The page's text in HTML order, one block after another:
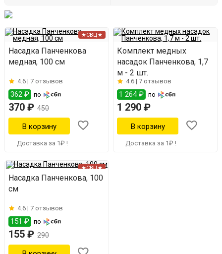
★СВЦ★
Насадка Панченкова
медная, 100 см
4.6 | 7 отзывов
362 ₽ по
370 ₽ 450
Доставка за 1₽ !
Комплект медных
насадок Панченкова, 1,7
м - 2 шт.
4.6 |7 отзывов
1 264 ₽ по
1 290 ₽
Доставка за 1₽ !
★СВЦ★
Насадка Панченкова, 100
см
4.6 | 7 отзывов
151 ₽ по
155 ₽ 290